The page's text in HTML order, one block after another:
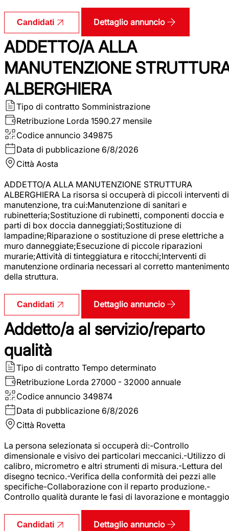
Candidati Dettaglio annuncio
ADDETTO/A ALLA
MANUTENZIONE
ALBERGHIERA
Tipo di contratto Somministrazione
Retribuzione Lorda 1590.27 mensile
Codice annuncio 349875
Data di pubblicazione 6/8/2026
Città Aosta
ADDETTO/A ALLA MANUTENZIONE STRUTTURA
ALBERGHIERA La risorsa si occuperà di piccoli interventi di
manutenzione, tra cui:Manutenzione di sanitari e
rubinetteria;Sostituzione di rubinetti, componenti doccia e
parti di box doccia danneggiati;Sostituzione di
lampadine;Riparazione o sostituzione di prese elettriche a
muro danneggiate;Esecuzione di piccole riparazioni
murarie;Attività di tinteggiatura e ritocchi;Interventi di
manutenzione ordinaria necessari al corretto
della struttura.
Candidati Dettaglio annuncio
Addetto/a al servizio/reparto
qualità
Tipo di contratto Tempo determinato
Retribuzione Lorda 27000 - 32000 annuale
Codice annuncio 349874
Data di pubblicazione 6/8/2026
Città Rovetta
La persona selezionata si occuperà di:-Controllo
dimensionale e visivo dei particolari meccanici.-Utilizzo di
calibro, micrometro e altri strumenti di misura.-Lettura del
disegno tecnico.-Verifica della conformità dei pezzi alle
specifiche-Collaborazione con il reparto produzione.-
Controllo qualità durante le fasi di lavorazione e
Candidati Dettaglio annuncio